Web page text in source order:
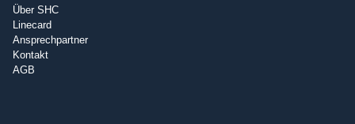
Über SHC
Linecard
Ansprechpartner
Kontakt
AGB